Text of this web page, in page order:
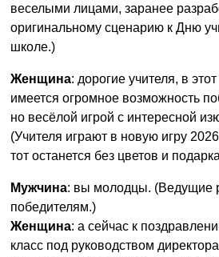
веселыми лицами, заранее
оригинальному сценарию к Дню
школе.)
Женщина: дорогие учителя, в
имеется огромное возможность
но весёлой игрой с интересной
(Учителя играют в новую игру 2026
тот останется без цветов и
Мужчина: вы молодцы. (Ведущие
победителям.)
Женщина: а сейчас к
класс под руководством